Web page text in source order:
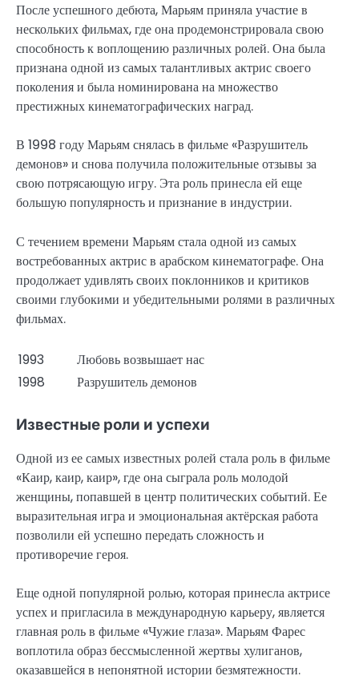
После успешного дебюта, Марьям приняла участие в
нескольких фильмах, где она продемонстрировала свою
способность к воплощению различных ролей. Она была
признана одной из самых талантливых актрис своего
поколения и была номинирована на множество
престижных кинематографических наград.
В 1998 году Марьям снялась в фильме «Разрушитель
демонов» и снова получила положительные отзывы за
свою потрясающую игру. Эта роль принесла ей еще
большую популярность и признание в индустрии.
С течением времени Марьям стала одной из самых
востребованных актрис в арабском кинематографе. Она
продолжает удивлять своих поклонников и критиков
своими глубокими и убедительными ролями в различных
фильмах.
1993
Любовь возвышает нас
1998
Разрушитель демонов
Известные роли и успехи
Одной из ее самых известных ролей стала роль в фильме
«Каир, каир, каир», где она сыграла роль молодой
женщины, попавшей в центр политических событий. Ее
выразительная игра и эмоциональная актёрская работа
позволили ей успешно передать сложность и
противоречие героя.
Еще одной популярной ролью, которая принесла актрисе
успех и пригласила в международную карьеру, является
главная роль в фильме «Чужие глаза». Марьям Фарес
воплотила образ бессмысленной жертвы хулиганов,
оказавшейся в непонятной истории безмятежности.